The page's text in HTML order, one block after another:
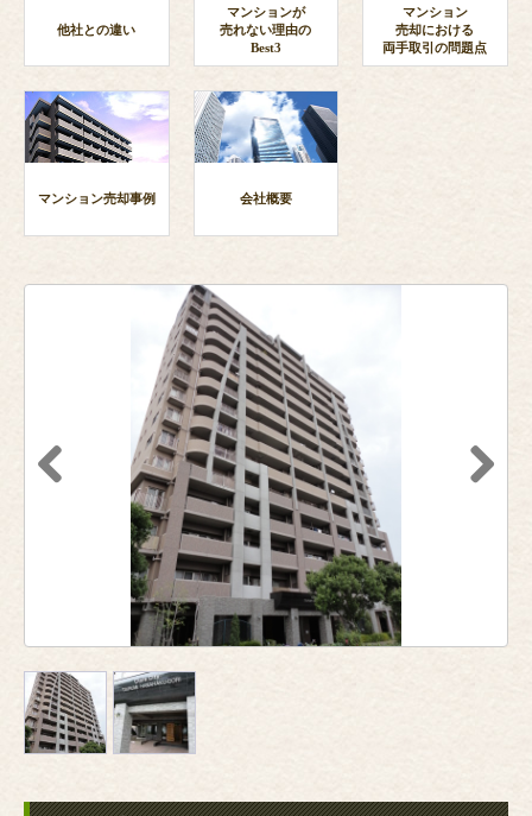
他社との違い
マンションが
売れない理由の
Best3
マンション
売却における
両手取引の問題点
マンション売却事例 会社概要